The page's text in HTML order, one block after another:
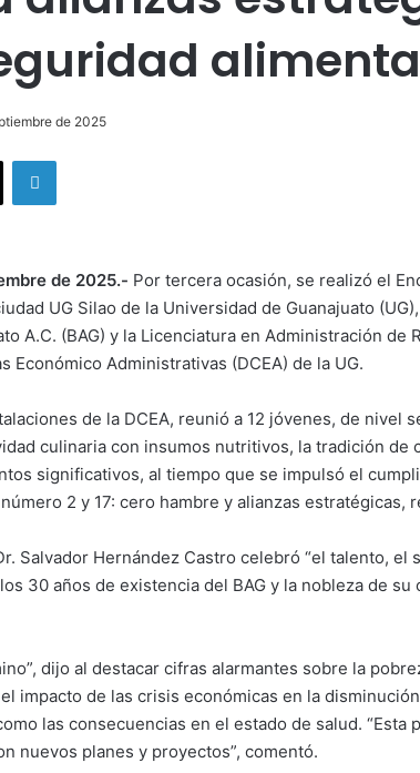
de 2025
LinkedIn
de 2025.- Por tercera ocasión, se realizó el
UG Silao de la Universidad de Guanajuato
A.C. (BAG) y la Licenciatura en Administración de
Económico Administrativas (DCEA) de la UG.
de la DCEA, reunió a 12 jóvenes, de nivel
culinaria con insumos nutritivos, la tradición de
significativos, al tiempo que se impulsó el
2 y 17: cero hambre y alianzas estratégicas,
Salvador Hernández Castro celebró “el talento, el
30 años de existencia del BAG y la nobleza de su
dijo al destacar cifras alarmantes sobre la
impacto de las crisis económicas en la
las consecuencias en el estado de salud. “Esta
nuevos planes y proyectos”, comentó.